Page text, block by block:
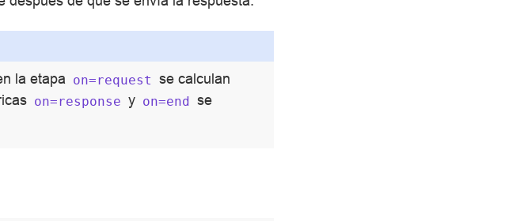
la etapa on=request se calculan
on=response y on=end se